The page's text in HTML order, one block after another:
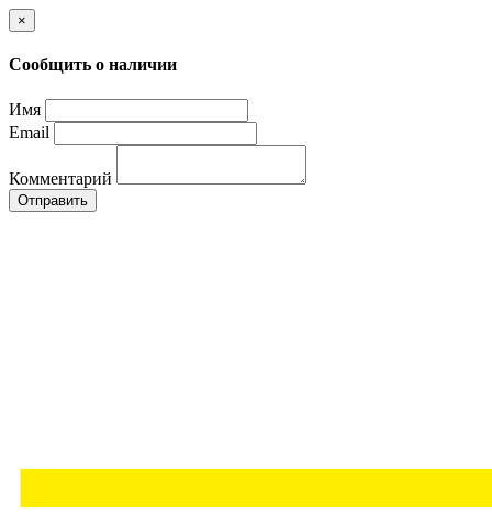
×
Сообщить о наличии
Имя
Email
Комментарий
Отправить